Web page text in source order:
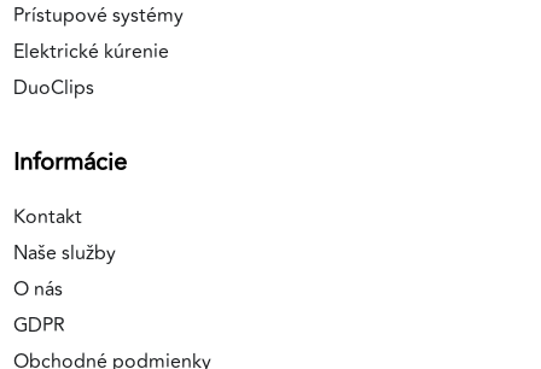
Prístupové systémy
Elektrické kúrenie
DuoClips
Informácie
Kontakt
Naše služby
O nás
GDPR
Obchodné podmienky